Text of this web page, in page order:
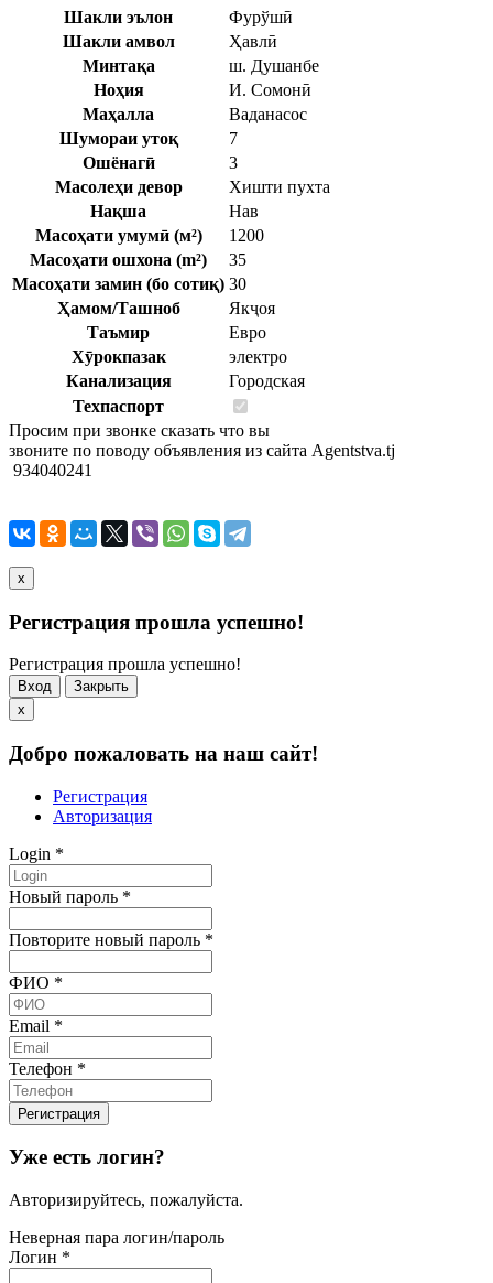
Шакли эълон
Фурўшӣ
Шакли амвол
Ҳавлӣ
Минтақа
ш. Душанбе
Ноҳия
И. Сомонӣ
Маҳалла
Ваданасос
Шумораи утоқ
7
Ошёнагӣ
3
Масолеҳи девор
Хишти пухта
Нақша
Нав
Масоҳати умумӣ (м²)
1200
Масоҳати ошхона (m²)
35
Масоҳати замин (бо сотиқ) 30
Ҳамом/Ташноб
Якҷоя
Таъмир
Евро
Хӯрокпазак
электро
Канализация
Городская
Техпаспорт
Просим при звонке сказать что вы
звоните по поводу объявления из сайта Agentstva.tj
934040241
x
Регистрация прошла успешно!
Регистрация прошла успешно!
Вход
Закрыть
x
Добро пожаловать на наш сайт!
Регистрация
Авторизация
Login *
Новый пароль *
Повторите новый пароль *
ФИО *
Email *
Телефон *
Уже есть логин?
Авторизируйтесь, пожалуйста.
Неверная пара логин/пароль
Логин *